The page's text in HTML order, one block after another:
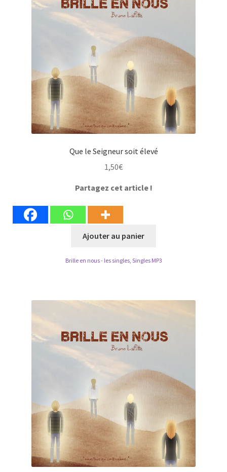
Que le Seigneur soit élevé
1,50€
Partagez cet article !
Ajouter au panier
Brille en nous - les singles, Singles MP3